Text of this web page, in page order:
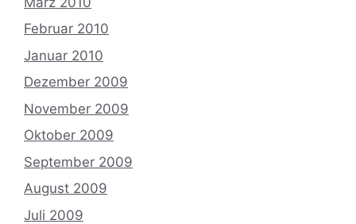
Februar 2010
Januar 2010
Dezember 2009
November 2009
Oktober 2009
September 2009
August 2009
Juli 2009